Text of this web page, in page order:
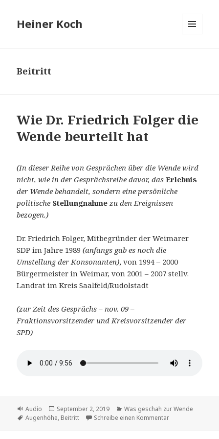
Heiner Koch
Beitritt
Wie Dr. Friedrich Folger die
Wende beurteilt hat
(In dieser Reihe von Gesprächen über die Wende wird
nicht, wie in der Gesprächsreihe davor, dasErlebnis
der Wende behandelt, sondern eine persönliche
politische Stellungnahme zu den Ereignissen
bezogen.)
Dr. Friedrich Folger, Mitbegründer der Weimarer
SDP im Jahre 1989(anfangs gab es noch die
Umstellung der Konsonanten), von 1994 – 2000
Bürgermeister in Weimar, von 2001 – 2007 stellv.
Landrat im Kreis Saalfeld/Rudolstadt
(zur Zeit des Gesprächs – nov. 09 –
Fraktionsvorsitzender und Kreisvorsitzender der
SPD)
Format
Audio
Veröffentlicht
am
September 2, 2019 Kategorien
Was geschah zur Wende
Schlagwörter
Augenhöhe, Beitritt Schreibe einen Kommentarzu Wie Dr.